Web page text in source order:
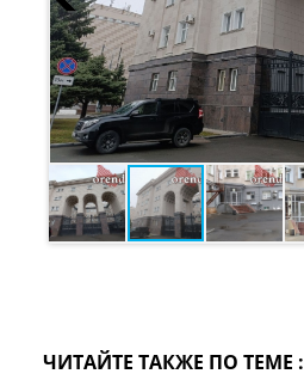
ЧИТАЙТЕ ТАКЖЕ ПО ТЕМЕ :